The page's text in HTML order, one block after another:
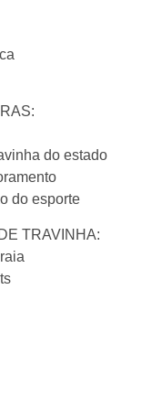
do estado
do esporte
TRAVINHA: